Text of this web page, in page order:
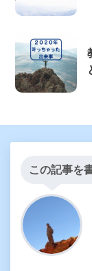
この記事を